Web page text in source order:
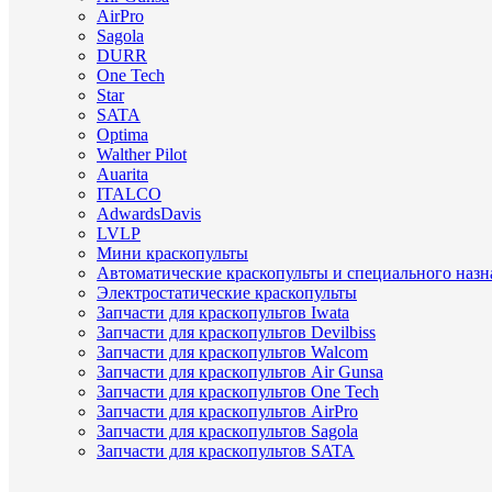
AirPro
Sagola
DURR
One Tech
Star
SATA
Optima
Walther Pilot
Auarita
ITALCO
AdwardsDavis
LVLP
Мини краскопульты
Автоматические краскопульты и специального
Электростатические краскопульты
Запчасти для краскопультов Iwata
Запчасти для краскопультов Devilbiss
Запчасти для краскопультов Walcom
Запчасти для краскопультов Air Gunsa
Запчасти для краскопультов One Tech
Запчасти для краскопультов AirPro
Запчасти для краскопультов Sagola
Запчасти для краскопультов SATA